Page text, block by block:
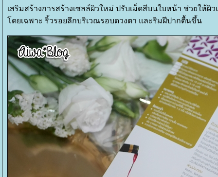
เสริมสร้างการสร้างเซลล์ผิวใหม่ ปรับเม็ดสีบนใบหน้า ช่วยให้ผิว
ดยเฉพาะ ริ้วรอยลึกบริเวณรอบดวงตา และริมฝีปากตื้นขึ้น